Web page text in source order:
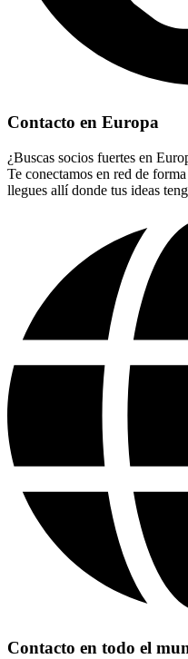
Contacto en Europa
¿Buscas socios fuertes en
Te conectamos en red de
llegues allí donde tus ideas
Contacto en todo el